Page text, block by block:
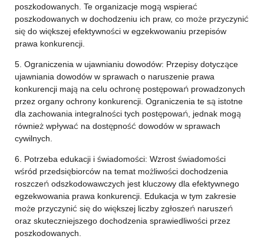
poszkodowanych. Te organizacje mogą wspierać
poszkodowanych w dochodzeniu ich praw, co może przyczynić
się do większej efektywności w egzekwowaniu przepisów
prawa konkurencji.
5. Ograniczenia w ujawnianiu dowodów: Przepisy dotyczące
ujawniania dowodów w sprawach o naruszenie prawa
konkurencji mają na celu ochronę postępowań prowadzonych
przez organy ochrony konkurencji. Ograniczenia te są istotne
dla zachowania integralności tych postępowań, jednak mogą
również wpływać na dostępność dowodów w sprawach
cywilnych.
6. Potrzeba edukacji i świadomości: Wzrost świadomości
wśród przedsiębiorców na temat możliwości dochodzenia
roszczeń odszkodowawczych jest kluczowy dla efektywnego
egzekwowania prawa konkurencji. Edukacja w tym zakresie
może przyczynić się do większej liczby zgłoszeń naruszeń
oraz skuteczniejszego dochodzenia sprawiedliwości przez
poszkodowanych.